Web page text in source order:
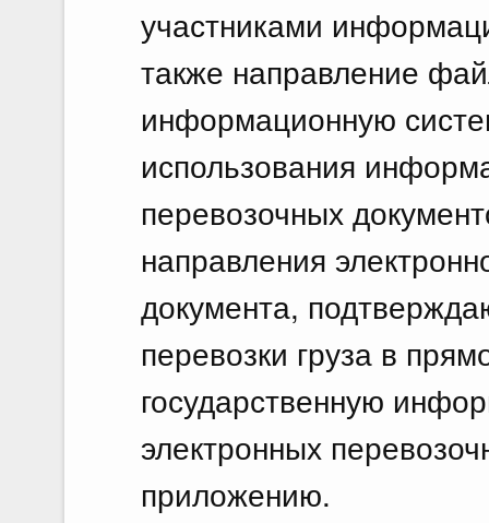
участниками
также направление
информационную
использования
перевозочных
направления
документа,
перевозки груза в
государственную
электронных
приложению.